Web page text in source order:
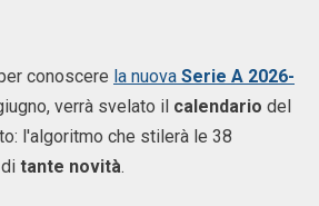
conoscere la nuova Serie A 2026-
verrà svelato il calendario del
l'algoritmo che stilerà le 38
tante novità.